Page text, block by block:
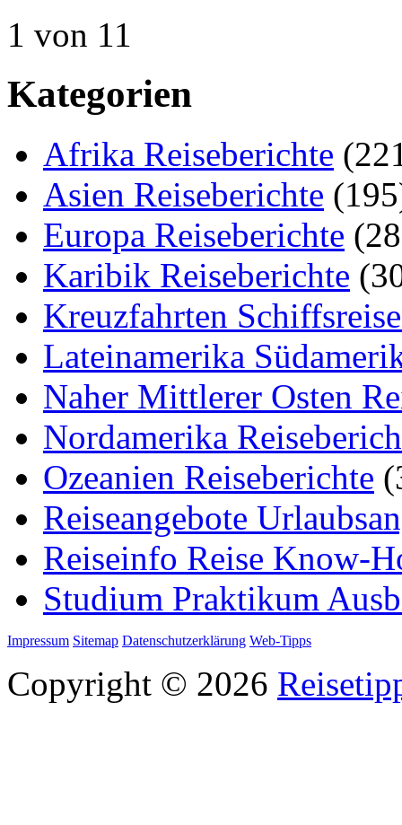
1 von 1 1
Kategorien
Afrika Reiseberichte
Asien Reiseberichte
Europa Reiseberichte
Karibik Reiseberichte
Kreuzfahrten
Lateinamerika
Naher Mittlerer Osten
Nordamerika
Ozeanien Reiseberichte
Reiseangebote
Reiseinfo Reise Know-
Studium Praktikum
Impressum Sitemap Datenschutzerklärung Web-Tipps
Copyright © 2026